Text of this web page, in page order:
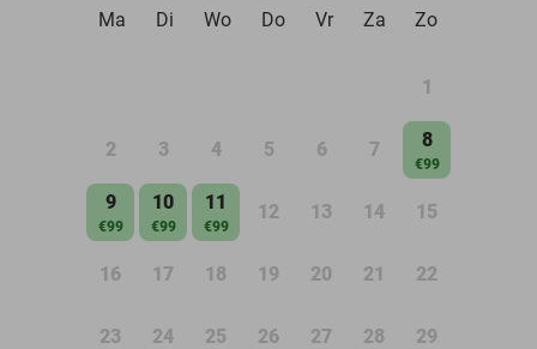
Ma
Di Wo Do Vr Za Zo
1
2 3 4 5 6 7 8
€99
9
€99
10
€99
11
€99
12 13 14 15
16 17 18 19 20 21 22
23 24 25 26 27 28 29